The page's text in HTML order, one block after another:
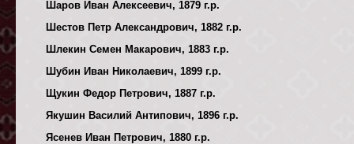
Шаров Иван Алексеевич, 1879 г.р.
Шестов Петр Александрович, 1882 г.р.
Шлекин Семен Макарович, 1883 г.р.
Шубин Иван Николаевич, 1899 г.р.
Щукин Федор Петрович, 1887 г.р.
Якушин Василий Антипович, 1896 г.р.
Ясенев Иван Петрович, 1880 г.р.